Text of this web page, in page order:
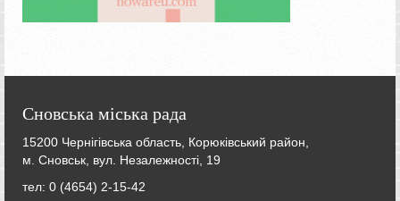
Сновська міська рада
15200 Чернігівська область, Корюківський район,
м. Сновськ, вул. Незалежності, 19
тел: 0 (4654) 2-15-42